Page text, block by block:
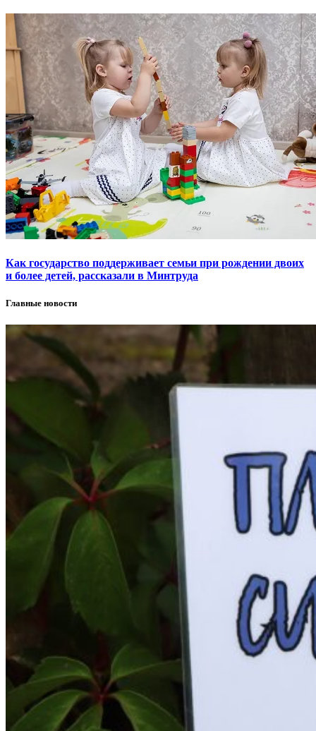
Как государство поддерживает семьи при рождении двоих
и более детей, рассказали в Минтруда
Главные новости